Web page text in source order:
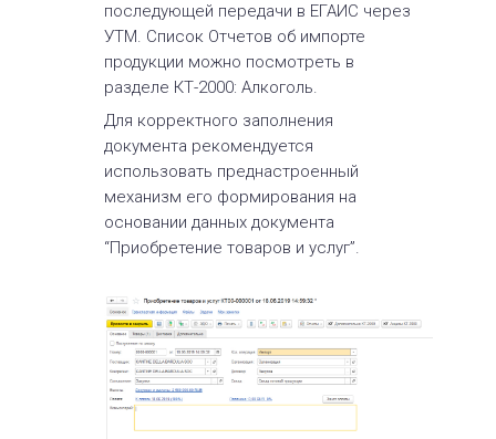
последующей передачи в ЕГАИС через
УТМ. Список Отчетов об импорте
продукции можно посмотреть в
разделе КТ-2000: Алкоголь.
Для корректного заполнения
документа рекомендуется
использовать преднастроенный
механизм его формирования на
основании данных документа
“Приобретение товаров и услуг”.